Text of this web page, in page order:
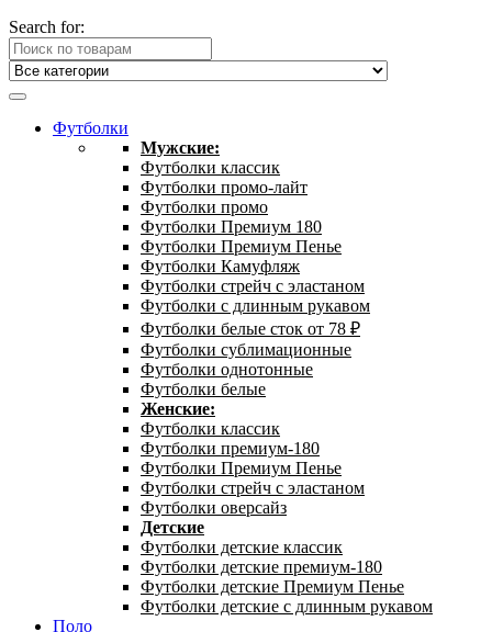
Search for:
Футболки
Мужские:
Футболки классик
Футболки промо-лайт
Футболки промо
Футболки Премиум 180
Футболки Премиум Пенье
Футболки Камуфляж
Футболки стрейч с эластаном
Футболки с длинным рукавом
Футболки белые сток от 78 ₽
Футболки сублимационные
Футболки однотонные
Футболки белые
Женские:
Футболки классик
Футболки премиум-180
Футболки Премиум Пенье
Футболки стрейч с эластаном
Футболки оверсайз
Детские
Футболки детские классик
Футболки детские премиум-180
Футболки детские Премиум Пенье
Футболки детские с длинным рукавом
Поло